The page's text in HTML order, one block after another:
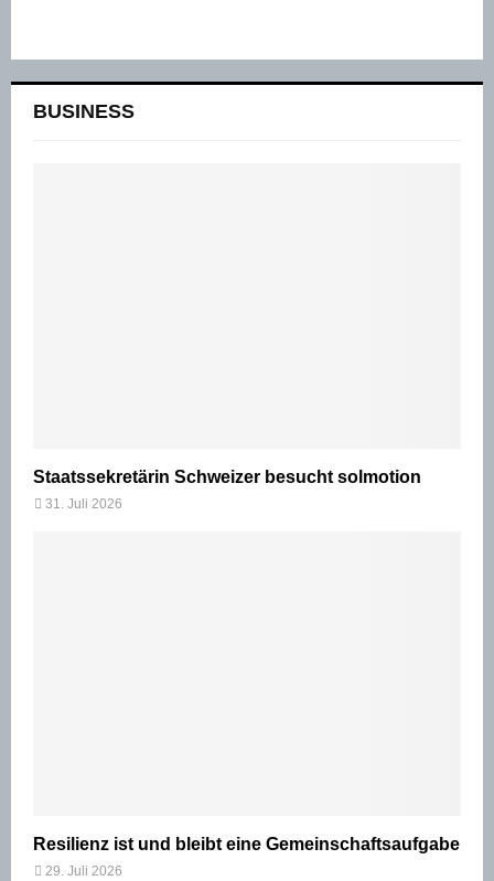
BUSINESS
Staatssekretärin Schweizer besucht solmotion
31. Juli 2026
Resilienz ist und bleibt eine Gemeinschaftsaufgabe
29. Juli 2026